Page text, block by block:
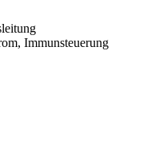
Immunsteuerung